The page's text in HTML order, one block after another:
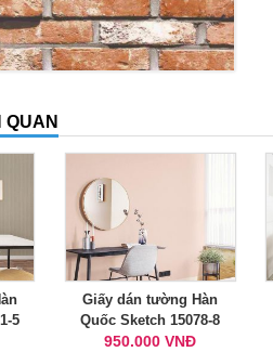
QUAN
5
Giấy dán tường Hàn
Quốc Sketch 15078-8
950.000 VNĐ